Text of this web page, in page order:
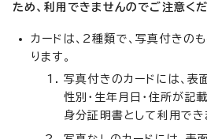
ため、利用できませんのでご注意くだ
カードは、2種類で、写真付きの
ります。
写真付きのカードには、表
性別・生年月日・住所が記
身分証明書として利用でき